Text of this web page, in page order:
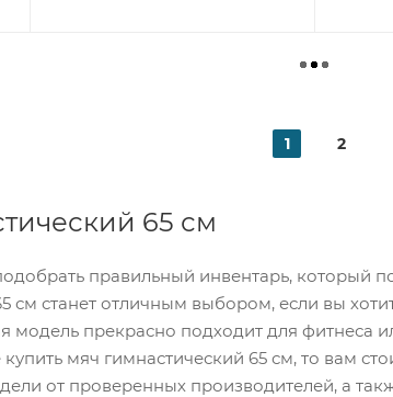
1 2
65 см
правильный инвентарь, который
см станет отличным выбором, если вы
модель прекрасно подходит для фитнеса
мяч гимнастический 65 см, то вам
от проверенных производителей, а